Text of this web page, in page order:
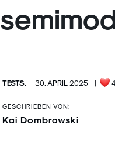
TESTS. 30. APRIL 2025 |
GESCHRIEBEN VON:
Kai Dombrowski